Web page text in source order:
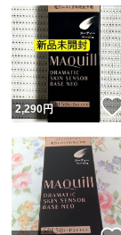
スピード発送
安心発送
いいね！
2,290円